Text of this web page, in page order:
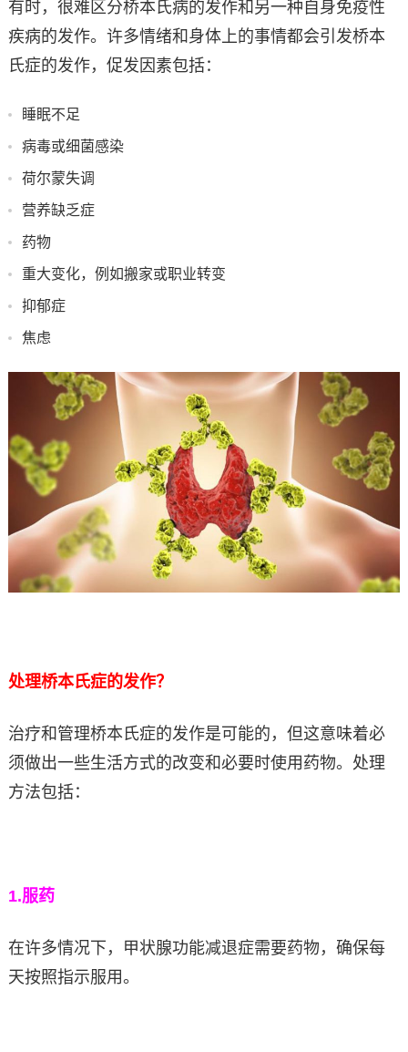
有时，很难区分桥本氏病的发作和另一种自身免疫性
疾病的发作。许多情绪和身体上的事情都会引发桥本
氏症的发作，促发因素包括：
睡眠不足
病毒或细菌感染
荷尔蒙失调
营养缺乏症
药物
重大变化，例如搬家或职业转变
抑郁症
焦虑
处理桥本氏症的发作？
治疗和管理桥本氏症的发作是可能的，但这意味着必
须做出一些生活方式的改变和必要时使用药物。处理
方法包括：
1.服药
在许多情况下，甲状腺功能减退症需要药物，确保每
天按照指示服用。